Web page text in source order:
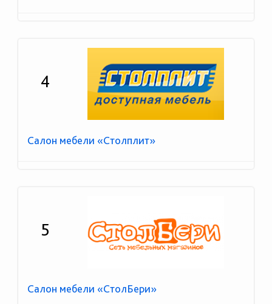
4
Салон мебели «Столплит»
5
Салон мебели «СтолБери»